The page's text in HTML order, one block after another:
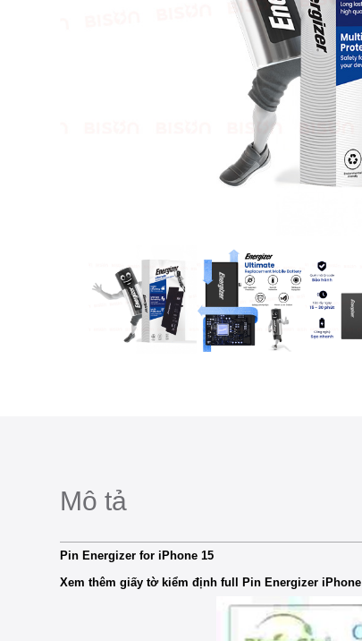
Mô tả
Pin Energizer for iPhone 15
Xem thêm giấy tờ kiểm định full Pin Energizer